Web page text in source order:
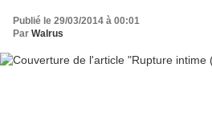
Publié le 29/03/2014 à 00:01
Par Walrus